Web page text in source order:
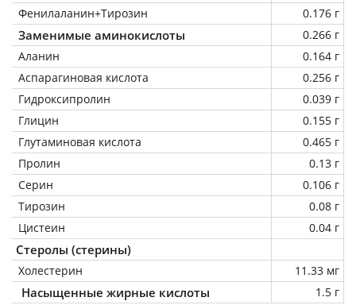
Фенилаланин+Тирозин
0.176 г
Заменимые аминокислоты
0.266 г
Аланин
0.164 г
Аспарагиновая кислота
0.256 г
Гидроксипролин
0.039 г
Глицин
0.155 г
Глутаминовая кислота
0.465 г
Пролин
0.13 г
Серин
0.106 г
Тирозин
0.08 г
Цистеин
0.04 г
Стеролы (стерины)
Холестерин 11.33 мг
Насыщенные жирные кислоты 1.5 г